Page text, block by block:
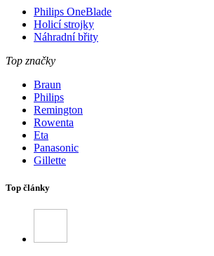
Philips OneBlade
Holicí strojky
Náhradní břity
Top značky
Braun
Philips
Remington
Rowenta
Eta
Panasonic
Gillette
Top články